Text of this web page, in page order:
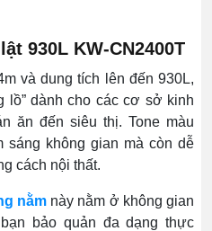
930L KW-CN2400T
và dung tích lên đến 930L,
lồ” dành cho các cơ sở kinh
ăn đến siêu thị. Tone màu
sáng không gian mà còn dễ
cách nội thất.
nằm này nằm ở không gian
bảo quản đa dạng thực